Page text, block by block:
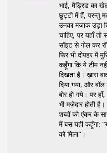
भाई, मैड्रिड का
छुट्टी में हैं, परन्तु
उनका मज़ाक उड़ा
चाहिए, पर यहाँ
सॉइट से गोल कर
फिर भी दोपहर में
कहूँगा कि ये टीम
दिखता है। ख़ास
दिया गया, और
बोर हो गये। पर
भी मज़ेदार होती
शब्दों को एंकर के
मैं बस यही कहूँगा:
को मिला"।